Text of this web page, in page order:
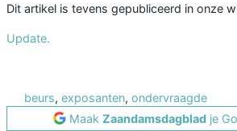
Dit artikel is tevens gepubliceerd in onze
Update.
beurs, exposanten, ondervraagde
Maak Zaandamsdagblad je